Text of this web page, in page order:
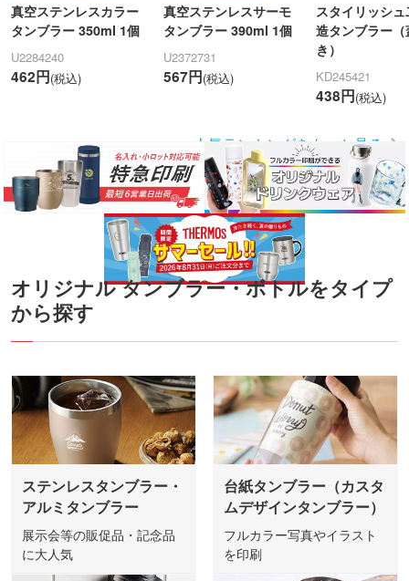
真空ステンレスカラー
タンブラー 350ml 1個
U2284240
462円(税込)
真空ステンレスサーモ
タンブラー 390ml 1個
U2372731
567円(税込)
スタイリッシ
造タンブラー
き）
KD245421
438円(税込)
人気ランキングをもっと見る
オリジナル タンブラー・ボトルをタイプ
から探す
ステンレスタンブラー・
アルミタンブラー
展示会等の販促品・記念品
に大人気
台紙タンブラー（カスタ
ムデザインタンブラー）
フルカラー写真やイラスト
を印刷